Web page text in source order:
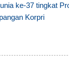
ke-37 tingkat
Korpri